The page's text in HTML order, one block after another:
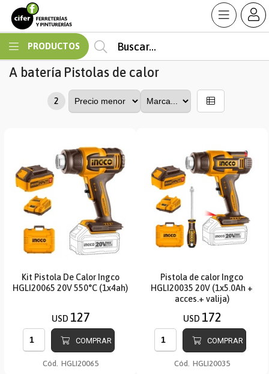
PRODUCTOS
A batería Pistolas de calor
2
Kit Pistola De Calor Ingco
HGLI20065 20V 550°C (1x4ah)
USD 127
COMPRAR
Cód. HGLI20065
Pistola de calor Ingco
HGLI20035 20V (1x5.0Ah +
acces.+ valija)
USD 172
COMPRAR
Cód. HGLI20035